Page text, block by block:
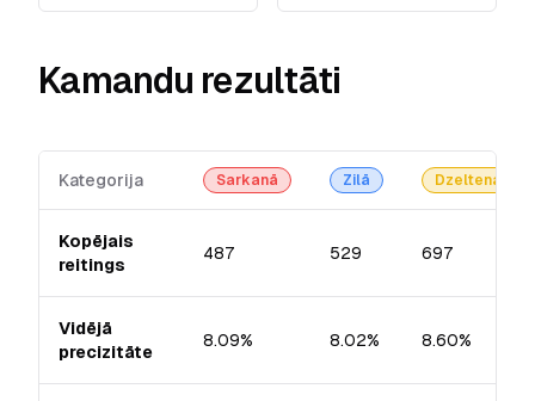
Kamandu rezultāti
Kategorija Sarkanā Zilā Dzeltenā
Kopējais
reitings
487 529 697
Vidējā
precizitāte
8.09% 8.02% 8.60%